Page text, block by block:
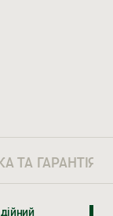
ТА ГАРАНТІЯ